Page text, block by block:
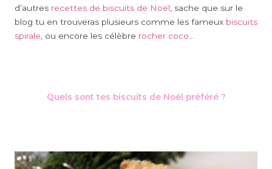
d’autres recettes de biscuits de Noël, sache que sur le
blog tu en trouveras plusieurs comme les fameux biscuits
spirale, ou encore les célèbre rocher coco…
Quels sont tes biscuits de Noël préféré ?